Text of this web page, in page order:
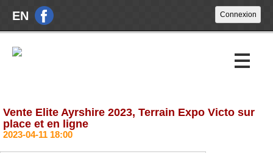
EN
Encans à venir
Vente Elite Ayrshire 2023, Terrain Expo Victo sur
place et en ligne
2023-04-11 18:00